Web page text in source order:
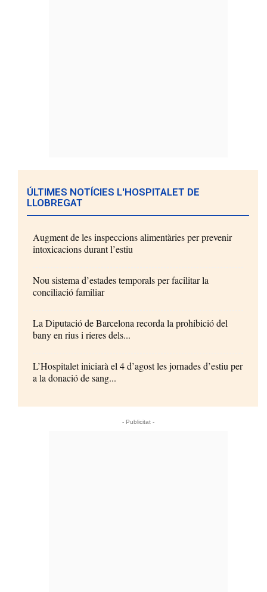
ÚLTIMES NOTÍCIES L'HOSPITALET DE
LLOBREGAT
Augment de les inspeccions alimentàries per prevenir
intoxicacions durant l’estiu
Nou sistema d’estades temporals per facilitar la
conciliació familiar
La Diputació de Barcelona recorda la prohibició del
bany en rius i rieres dels...
L’Hospitalet iniciarà el 4 d’agost les jornades d’estiu per
a la donació de sang...
- Publicitat -